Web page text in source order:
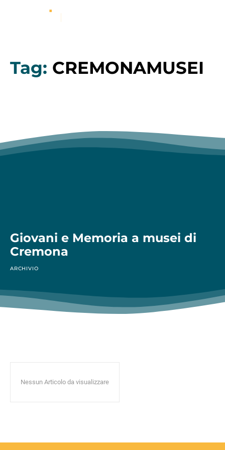
Tag: CREMONAMUSEI
Giovani e Memoria a musei di
Cremona
ARCHIVIO
Nessun Articolo da visualizzare